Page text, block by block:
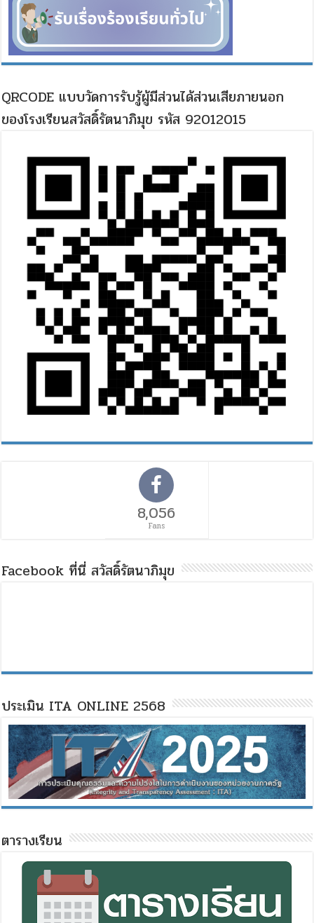
QRCODE แบบวัดการรับรู้ผู้มีส่วนได้ส่วนเสียภายนอก
ของโรงเรียนสวัสดิ์รัตนาภิมุข รหัส 92012015
8,056
Fans
Facebook ที่นี่ สวัสดิ์รัตนาภิมุข
ประเมิน ITA ONLINE 2568
ตารางเรียน